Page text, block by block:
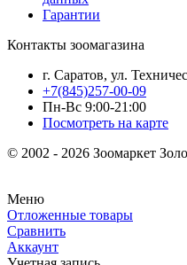
Гарантии
Контакты зоомагазина
г. Саратов, ул.
+7(845)257-00-09
Пн-Вс 9:00-21:00
Посмотреть на карте
© 2002 - 2026 Зоомаркет
Меню
Отложенные товары
Сравнить
Аккаунт